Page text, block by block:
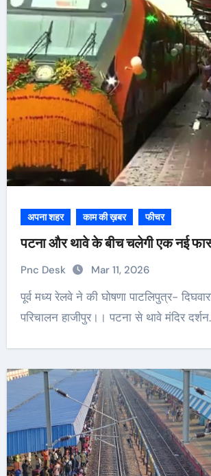
अपना शहर काम की ख़बर फीचर
पटना और थावे के बीच चलेगी एक नई
Pnc Desk Mar 11, 2026
पूर्व मध्य रेलवे ने की घोषणा पाटलिपुत्र- दिघवारा के रास्ते होगा
परिचालन हाजीपुर।। पटना से थावे मंदिर